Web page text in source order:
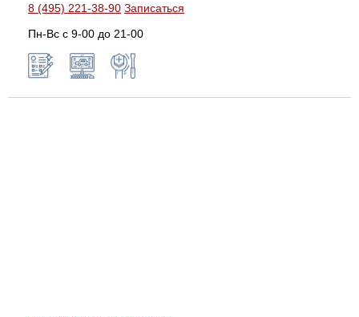
8 (495) 221-38-90 Записаться
Пн-Вс с 9-00 до 21-00